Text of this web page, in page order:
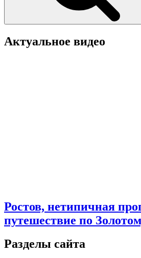
Актуальное видео
Ростов, нетипичная
путешествие по
Разделы сайта